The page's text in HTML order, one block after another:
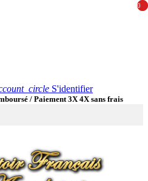
S'identifier
/ Paiement 3X 4X sans frais
0
0